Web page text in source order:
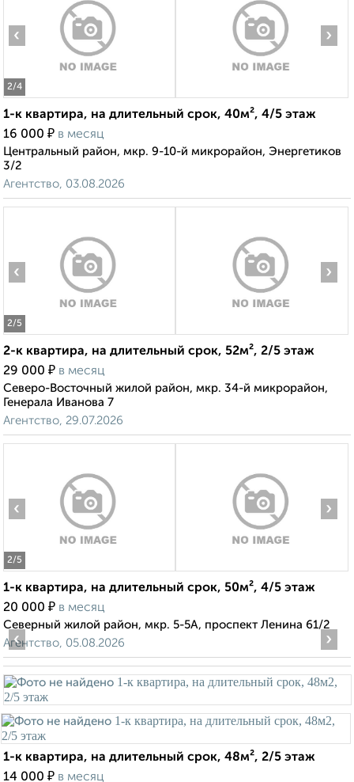
2/4
‹ ›
1-к квартира, на длительный срок, 40м², 4/5 этаж
16 000 ₽ в месяц
Центральный район, мкр. 9-10-й микрорайон, Энергетиков
3/2
Агентство, 03.08.2026
2/5
‹ ›
2-к квартира, на длительный срок, 52м², 2/5 этаж
29 000 ₽ в месяц
Северо-Восточный жилой район, мкр. 34-й микрорайон,
Генерала Иванова 7
Агентство, 29.07.2026
2/5
‹ ›
1-к квартира, на длительный срок, 50м², 4/5 этаж
20 000 ₽ в месяц
Северный жилой район, мкр. 5-5А, проспект Ленина 61/2
Агентство, 05.08.2026
‹ ›
1-к квартира, на длительный срок, 48м², 2/5 этаж
14 000 ₽ в месяц